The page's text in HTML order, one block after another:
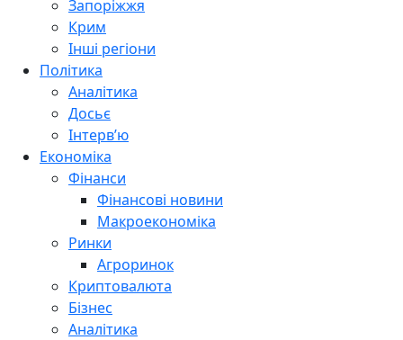
Запоріжжя
Крим
Інші регіони
Політика
Аналітика
Досьє
Інтерв’ю
Економіка
Фінанси
Фінансові новини
Макроекономіка
Ринки
Агроринок
Криптовалюта
Бізнес
Аналітика